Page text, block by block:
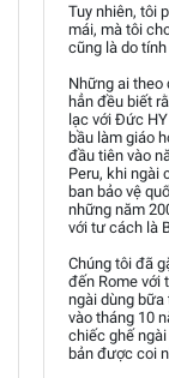
Tuy nhiên, tôi
mái, mà tôi
cũng là do
Những ai theo
hẳn đều biết
lạc với Đức
bầu làm giáo
đầu tiên vào
Peru, khi ngài
ban bảo vệ
những năm
với tư cách là
Chúng tôi đã
đến Rome với
ngài dùng bữa
vào tháng 10
chiếc ghế
bản được coi